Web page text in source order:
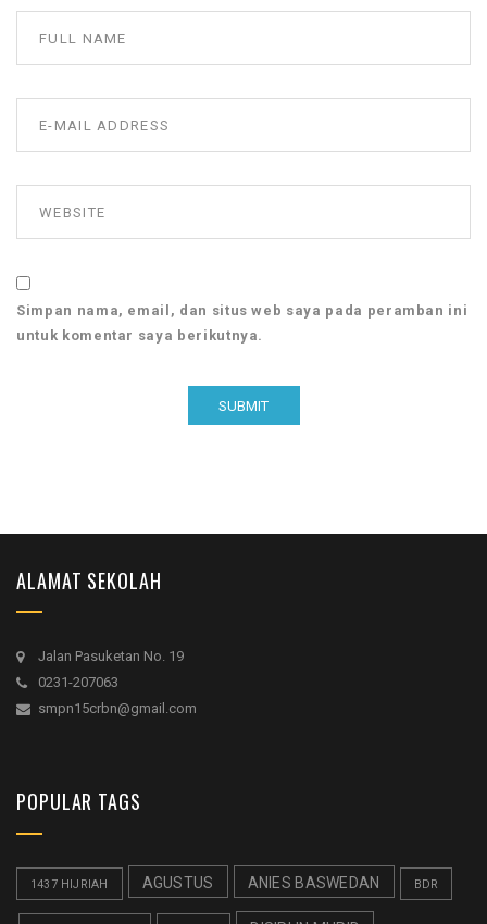
Simpan nama, email, dan situs web saya pada peramban ini
untuk komentar saya berikutnya.
ALAMAT SEKOLAH
Jalan Pasuketan No. 19
0231-207063
smpn15crbn@gmail.com
POPULAR TAGS
1437 HIJRIAH AGUSTUS ANIES BASWEDAN BDR